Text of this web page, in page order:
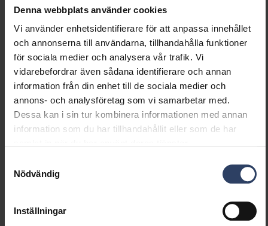
Denna webbplats använder cookies
Vi använder enhetsidentifierare för att anpassa innehållet
och annonserna till användarna, tillhandahålla funktioner
för sociala medier och analysera vår trafik. Vi
vidarebefordrar även sådana identifierare och annan
information från din enhet till de sociala medier och
annons- och analysföretag som vi samarbetar med.
Dessa kan i sin tur kombinera informationen med annan
information som du har tillhandahållit eller som de har
Nödvändig
Inställningar
(max) (W)
Ljusutbyte (min) (lm/W)
115 lm/W
Ljusutbyte (max) (lm/W)
115 lm/W
Max. systemeffekt (W)
16 W
Ljusutbyte (lm/W)
115 lm/W
Effektfaktor
0.9
Distorsion (THD) (%)
20 %
Distorsion (THD)
20 THD
Dimning 1-10 V